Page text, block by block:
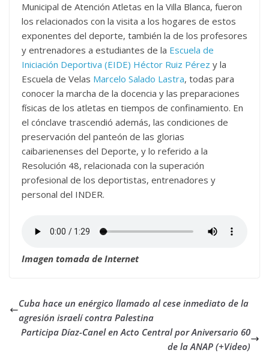
Municipal de Atención Atletas en la Villa Blanca, fueron
los relacionados con la visita a los hogares de estos
exponentes del deporte, también la de los profesores
y entrenadores a estudiantes de la Escuela de
Iniciación Deportiva (EIDE) Héctor Ruiz Pérez y la
Escuela de Velas Marcelo Salado Lastra, todas para
conocer la marcha de la docencia y las preparaciones
físicas de los atletas en tiempos de confinamiento. En
el cónclave trascendió además, las condiciones de
preservación del panteón de las glorias
caibarienenses del Deporte, y lo referido a la
Resolución 48, relacionada con la superación
profesional de los deportistas, entrenadores y
personal del INDER.
Imagen tomada de Internet
Cuba hace un enérgico llamado al cese inmediato de la
agresión israelí contra Palestina
Participa Díaz-Canel en Acto Central por Aniversario 60
de la ANAP (+Video)